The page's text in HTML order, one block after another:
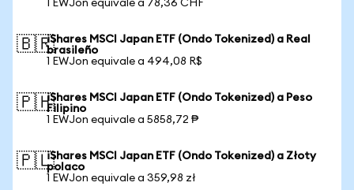
1 EWJon equivale a 78,36 CHF
🇧🇷iShares MSCI Japan ETF (Ondo Tokenized) a Real
brasileño
1 EWJon equivale a 494,08 R$
🇵🇭iShares MSCI Japan ETF (Ondo Tokenized) a Peso
Filipino
1 EWJon equivale a 5858,72 ₱
🇵🇱iShares MSCI Japan ETF (Ondo Tokenized) a Złoty
polaco
1 EWJon equivale a 359,98 zł